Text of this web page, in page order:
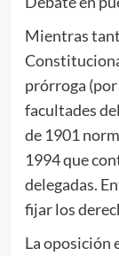
Mientras
prórroga (por
facultades
de 1901
1994 que
delegadas.
fijar los
La oposición